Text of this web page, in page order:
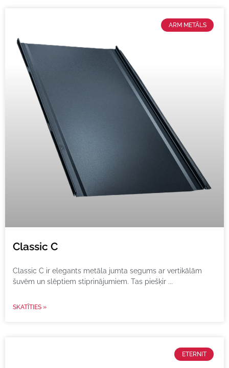
ARM METĀLS
Classic C
Classic C ir elegants metāla jumta segums ar vertikālām
šuvēm un slēptiem stiprinājumiem. Tas piešķir
SKATĪTIES »
ETERNIT